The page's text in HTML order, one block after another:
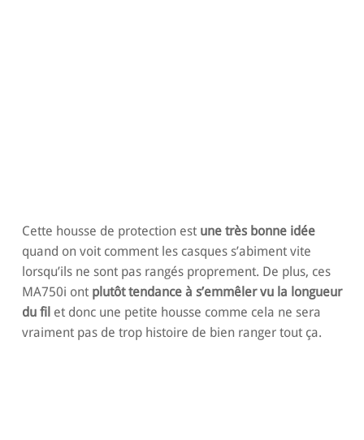
Cette housse de protection est une très bonne idée
quand on voit comment les casques s’abiment vite
lorsqu’ils ne sont pas rangés proprement. De plus, ces
MA750i ont plutôt tendance à s’emmêler vu la longueur
du fil et donc une petite housse comme cela ne sera
vraiment pas de trop histoire de bien ranger tout ça.